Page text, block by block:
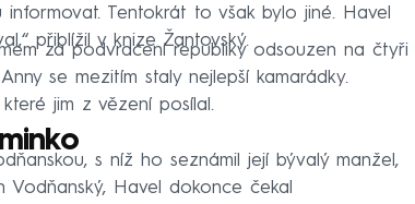
Tentokrát to však bylo jiné. Havel
přiblížil v knize Žantovský.
za podvracení republiky odsouzen na čtyři
se mezitím staly nejlepší kamarádky.
jim z vězení posílal.
s níž ho seznámil její bývalý manžel,
Vodňanský, Havel dokonce čekal